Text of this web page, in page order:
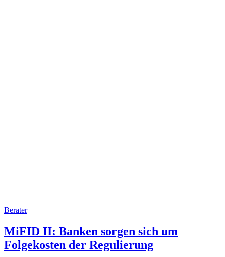
Berater
MiFID II: Banken sorgen sich um
Folgekosten der Regulierung